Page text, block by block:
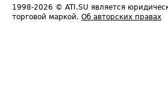
1998-2026 © ATI.SU является
торговой маркой. Об авторских правах